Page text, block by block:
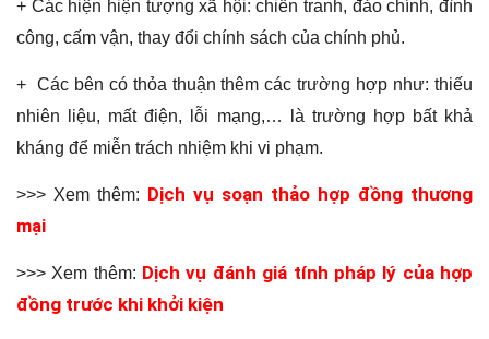
+ Các hiện hiện tượng xã hội: chiến tranh, đảo chính, đình
công, cấm vận, thay đổi chính sách của chính phủ.
+ Các bên có thỏa thuận thêm các trường hợp như: thiếu
nhiên liệu, mất điện, lỗi mạng,… là trường hợp bất khả
kháng để miễn trách nhiệm khi vi phạm.
>>> Xem thêm: Dịch vụ soạn thảo hợp đồng thương
mại
>>> Xem thêm: Dịch vụ đánh giá tính pháp lý của hợp
đồng trước khi khởi kiện